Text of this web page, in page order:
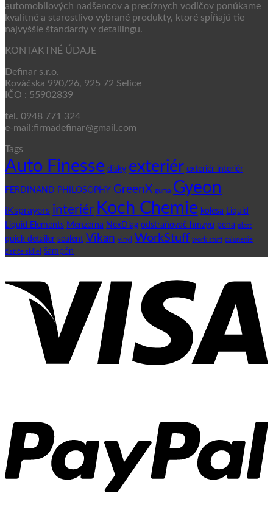
automobilových nadšencov a precíznych vodičov ponúkame
kvalitné a starostlivo vybrané produkty, ktoré spĺňajú tie
najvyššie štandardy v detailingu.
KONTAKTNÉ ÚDAJE
Definar s.r.o.
Kováčska 990/26, 925 72 Selice
IČO : 55902839
tel. 0948 771 324
e-mail:firmadefinar@gmail.com
Tags
Auto Finesse disky exteriér exteriér interiér
FERDINAND PHILOSOPHY GreenX guma Gyeon
iKsprayers interiér Koch Chemie kolesa Liquid
Liquid Elements Menzerna NexDiag odstraňovač hmzyu pena plast
quick detailer sealent Vikan vinyl WorkStuff work stuff čalunenie
čističe skliel
šampón